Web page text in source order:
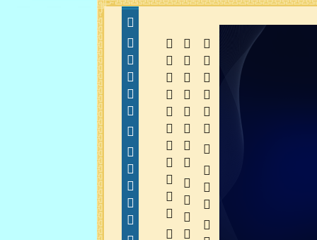
     